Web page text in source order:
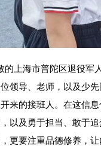
海市普陀区退役军人
领导、老师，以及少
来的接班人。在这信
以及勇于担当、敢于
更要注重品德修养，